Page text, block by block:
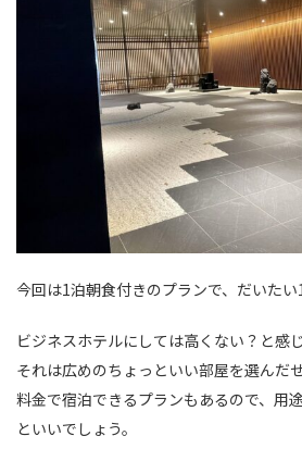
今回は1泊朝食付きのプランで、だいたい
ビジネスホテルにしては高くない？と感
それは広めのちょっといい部屋を選んだ
料金で宿泊できるプランもあるので、用
といいでしょう。